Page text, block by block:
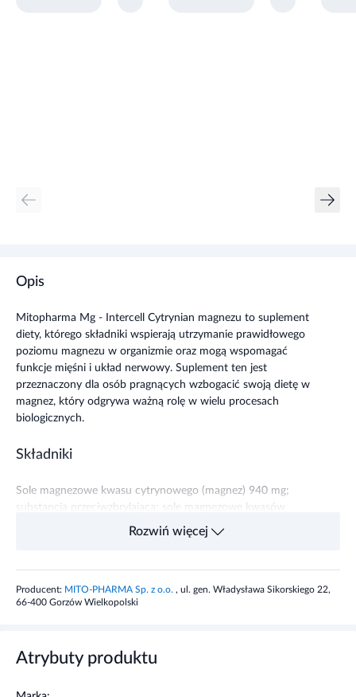
Opis
Mitopharma Mg - Intercell Cytrynian magnezu to suplement
diety, którego składniki wspierają utrzymanie prawidłowego
poziomu magnezu w organizmie oraz mogą wspomagać
funkcje mięśni i układ nerwowy. Suplement ten jest
przeznaczony dla osób pragnących wzbogacić swoją dietę w
magnez, który odgrywa ważną rolę w wielu procesach
biologicznych.
Składniki
Sole magnezowe kwasu cytrynowego (magnez) 940 mg;
substancja przeciwzbrylająca: sole magnezowe kwasów
tłuszczowych; substancja glazurująca:
wieczorem.
Rozwiń więcej
Producent: MITO-PHARMA Sp. z o.o. , ul. gen. Władysława Sikorskiego 22,
66-400 Gorzów Wielkopolski
Atrybuty produktu